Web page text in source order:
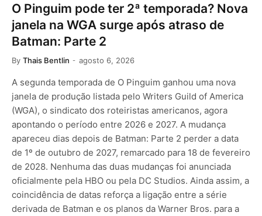
O Pinguim pode ter 2ª temporada? Nova
janela na WGA surge após atraso de
Batman: Parte 2
By Thais Bentlin agosto 6, 2026
A segunda temporada de O Pinguim ganhou uma nova
janela de produção listada pelo Writers Guild of America
(WGA), o sindicato dos roteiristas americanos, agora
apontando o período entre 2026 e 2027. A mudança
apareceu dias depois de Batman: Parte 2 perder a data
de 1º de outubro de 2027, remarcado para 18 de fevereiro
de 2028. Nenhuma das duas mudanças foi anunciada
oficialmente pela HBO ou pela DC Studios. Ainda assim, a
coincidência de datas reforça a ligação entre a série
derivada de Batman e os planos da Warner Bros. para a